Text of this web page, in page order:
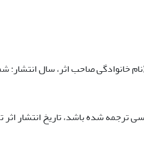
خانوادگی صاحب اثر، سال انتشار:
ترجمه شده باشد، تاریخ انتشار